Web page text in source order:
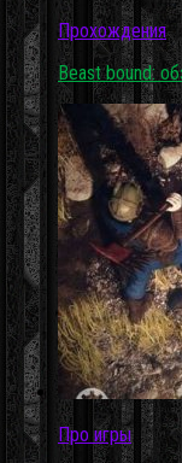
Прохождения
Beast bound:
Про игры